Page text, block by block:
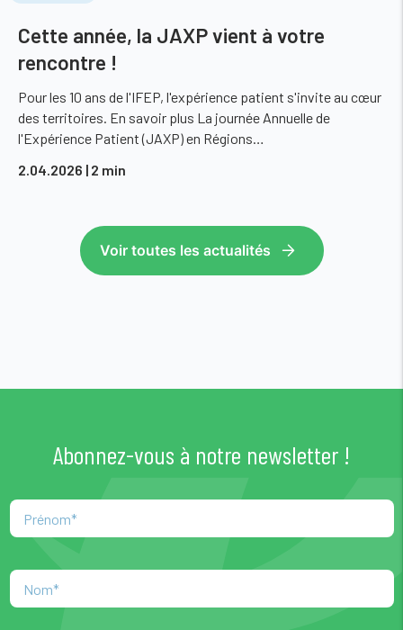
Cette année, la JAXP vient à votre
rencontre !
Pour les 10 ans de l'IFEP, l'expérience patient s'invite au cœur
des territoires. En savoir plus La journée Annuelle de
l'Expérience Patient (JAXP) en Régions…
2.04.2026 | 2 min
Voir toutes les actualités
Abonnez-vous à notre newsletter !